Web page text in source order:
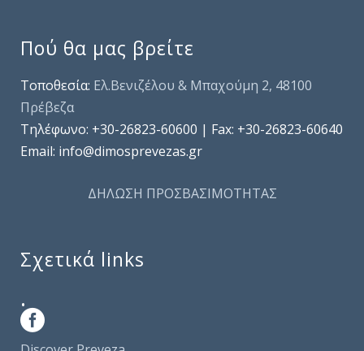
Πού θα μας βρείτε
Τοποθεσία: Ελ.Βενιζέλου & Μπαχούμη 2, 48100
Πρέβεζα
Τηλέφωνo: +30-26823-60600 | Fax: +30-26823-60640
Email: info@dimosprevezas.gr
ΔΗΛΩΣΗ ΠΡΟΣΒΑΣΙΜΟΤΗΤΑΣ
Σχετικά links
.